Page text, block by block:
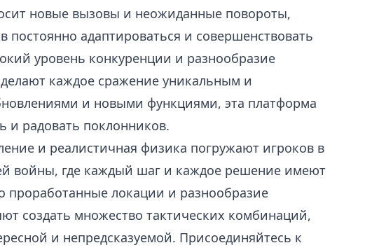
новые вызовы и неожиданные повороты,
постоянно адаптироваться и совершенствовать
уровень конкуренции и разнообразие
каждое сражение уникальным и
и новыми функциями, эта платформа
и радовать поклонников.
и реалистичная физика погружают игроков в
войны, где каждый шаг и каждое решение имеют
проработанные локации и разнообразие
создать множество тактических комбинаций,
и непредсказуемой. Присоединяйтесь к